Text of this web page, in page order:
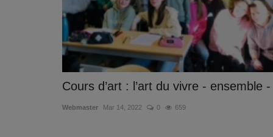
Cours d’art : l’art du vivre - ensemble -
Webmaster Mar 14, 2022 0 659